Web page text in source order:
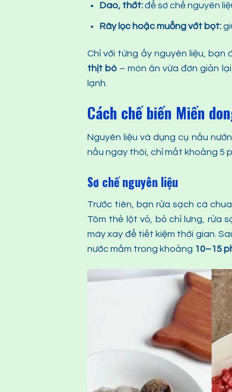
Dao, thớt:để sơ chế nguyên
Rây lọc hoặc muỗng vớt bọt:
Chỉ với từng ấy nguyên liệu,
thịt bò – món ăn vừa đơn giản
lạnh.
Cách chế biến Miến
Nguyên liệu và dụng cụ nấu
nấu ngay thôi, chỉ mất khoảng 5
Sơ chế nguyên liệu
Trước tiên, bạn rửa sạch cà
Tôm thẻ lột vỏ, bỏ chỉ lưng, rửa
máy xay để tiết kiệm thời gian.
nước mắm trong khoảng 10–15